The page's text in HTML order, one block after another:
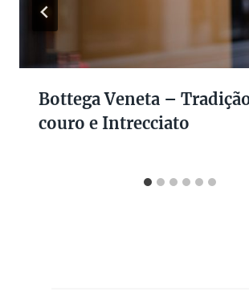
Bottega Veneta –
couro e Intrecciato